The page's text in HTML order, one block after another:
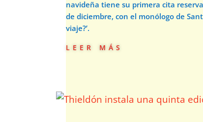
navideña tiene su primera cita
de diciembre, con el monólogo de
viaje?’.
leer más